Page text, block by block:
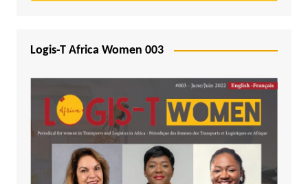
Logis-T Africa Women 003